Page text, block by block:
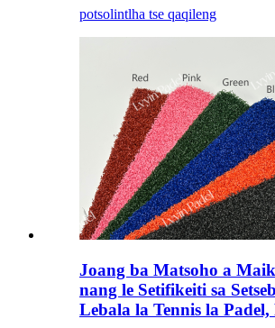
potsolintlha tse qaqileng
Joang ba Matsoho a
nang le Setifikeiti sa
Lebala la Tennis la